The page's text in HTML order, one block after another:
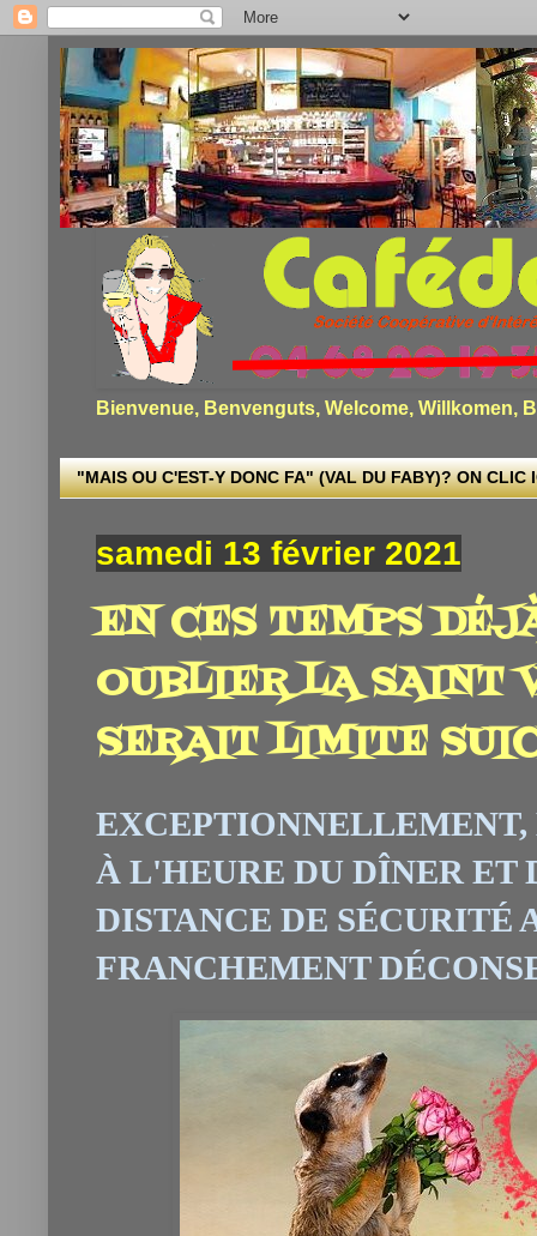
Bienvenue, Benvenguts, Welcome, Willkomen,
"MAIS OU C'EST-Y DONC FA" (VAL DU FABY)? ON CLIC
samedi 13 février 2021
EN CES TEMPS
OUBLIER LA SAINT
SERAIT LIMITE
EXCEPTIONNELLEMENT,
À L'HEURE DU DÎNER ET
DISTANCE DE SÉCURITÉ
FRANCHEMENT